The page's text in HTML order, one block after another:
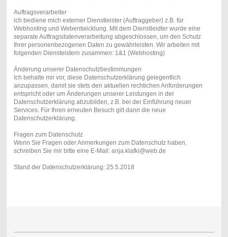
Auftragsverarbeiter
ich bediene mich externer Dienstleister (Auftraggeber) z.B. für
Webhosting und Webentwicklung. Mit dem Dienstleidter wurde eine
separate Auftragsdatenverarbeitung abgeschlossen, um den Schutz
Ihrer personenbezogenen Daten zu gewährleisten. Wir arbeiten mit
folgenden Diensteistern zusammen: 1&1 (Webhosting)
Änderung unserer Datenschutzbestimmungen
Ich behalte mir vor, diese Datenschutzerklärung gelegentlich
anzupassen, damit sie stets den aktuellen rechtichen Anforderungen
entspricht oder um Änderungen unserer Leistungen in der
Datenschutzerklärung abzubilden, z.B. bei der Einführung neuer
Services. Für Ihren erneuten Besuch gilt dann die neue
Datenschutzerklärung.
Fragen zum Datenschutz
Wenn Sie Fragen oder Anmerkungen zum Datenschutz haben,
schreiben Sie mir bitte eine E-Mail: anja.klafki@web.de
Stand der Datenschutzerklärung: 25.5.2018